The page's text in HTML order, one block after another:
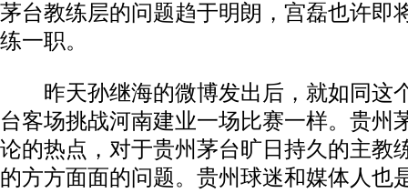
茅台教练层的问题趋于明朗，宫磊也许即
练一职。
昨天孙继海的微博发出后，就如同这
台客场挑战河南建业一场比赛一样。贵州
论的热点，对于贵州茅台旷日持久的主教
的方方面面的问题。贵州球迷和媒体人也